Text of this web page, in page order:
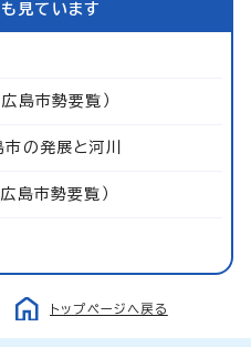
見ています
島市勢要覧）
の発展と河川
島市勢要覧）
トップページへ戻る